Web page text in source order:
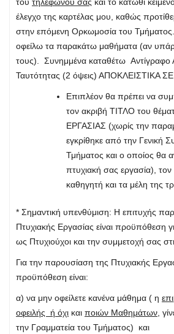
του τηλεφώνου σας και το κάτωθι
έλεγχο της καρτέλας μου, καθώς
στην επόμενη Ορκωμοσία του
οφείλω τα παρακάτω μαθήματα (αν
τους). Συνημμένα καταθέτω Αντίγραφο
Ταυτότητας (2 όψεις) ΑΠΟΚΛEΙΣΤΙΚΑ
Επιπλέον θα πρέπει να
τον ακριβή ΤΙΤΛΟ του
ΕΡΓΑΣΙΑΣ (χωρίς την
εγκρίθηκε από την Γενική
Τμήματος και ο οποίος θα
πτυχιακή σας εργασία),
καθηγητή και τα μέλη της
* Σημαντική υπενθύμιση: Η επιτυχής
Πτυχιακής Εργασίας είναι προϋπόθεση
ως Πτυχιούχοι και την συμμετοχή σας
Για την παρουσίαση της Πτυχιακής
προϋπόθεση είναι:
α) να μην οφείλετε κανένα μάθημα ( η
οφειλής ή όχι και ποιών Μαθημάτων,
την Γραμματεία του Τμήματος) και